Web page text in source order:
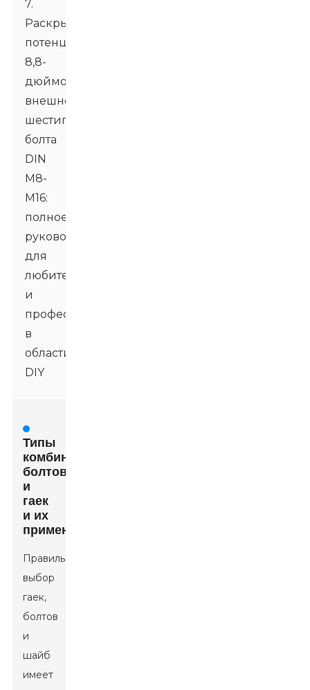
7.
Раскрываем
потенциал
8,8-
дюймового
внешнего
шестигранного
болта
DIN
M8-
M16:
полное
руководство
для
любителей
и
профессионалов
в
области
DIY
Типы
комбинаций
болтов
и
гаек
и их
применение
Правильный
выбор
гаек,
болтов
и
шайб
имеет